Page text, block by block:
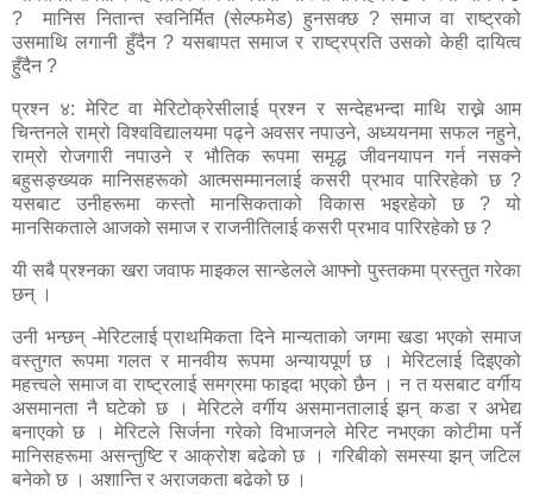
? मानिस नितान्त स्वनिर्मित (सेल्फमेड) हुनसक्छ ? समाज वा राष्ट्रको
उसमाथि लगानी हुँदैन ? यसबापत समाज र राष्ट्रप्रति उसको केही दायित्व
हुँदैन ?
प्रश्न ४: मेरिट वा मेरिटोक्रेसीलाई प्रश्न र सन्देहभन्दा माथि राख्ने आम
चिन्तनले राम्रो विश्वविद्यालयमा पढ्ने अवसर नपाउने, अध्ययनमा सफल नहुने,
राम्रो रोजगारी नपाउने र भौतिक रूपमा समृद्ध जीवनयापन गर्न नसक्ने
बहुसङ्ख्यक मानिसहरूको आत्मसम्मानलाई कसरी प्रभाव पारिरहेको छ ?
यसबाट उनीहरूमा कस्तो मानसिकताको विकास भइरहेको छ ? यो
मानसिकताले आजको समाज र राजनीतिलाई कसरी प्रभाव पारिरहेको छ ?
यी सबै प्रश्नका खरा जवाफ माइकल सान्डेलले आफ्नो पुस्तकमा प्रस्तुत गरेका
छन् ।
उनी भन्छन् -मेरिटलाई प्राथमिकता दिने मान्यताको जगमा खडा भएको समाज
वस्तुगत रूपमा गलत र मानवीय रूपमा अन्यायपूर्ण छ । मेरिटलाई दिइएको
महत्त्वले समाज वा राष्ट्रलाई समग्रमा फाइदा भएको छैन । न त यसबाट वर्गीय
असमानता नै घटेको छ । मेरिटले वर्गीय असमानतालाई झन् कडा र अभेद्य
बनाएको छ । मेरिटले सिर्जना गरेको विभाजनले मेरिट नभएका कोटीमा पर्ने
मानिसहरूमा असन्तुष्टि र आक्रोश बढेको छ । गरिबीको समस्या झन् जटिल
बनेको छ । अशान्ति र अराजकता बढेको छ ।